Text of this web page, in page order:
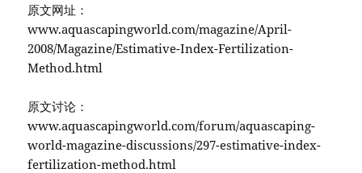
原文网址：
www.aquascapingworld.com/magazine/April-
2008/Magazine/Estimative-Index-Fertilization-
Method.html
原文讨论：
www.aquascapingworld.com/forum/aquascaping-
world-magazine-discussions/297-estimative-index-
fertilization-method.html